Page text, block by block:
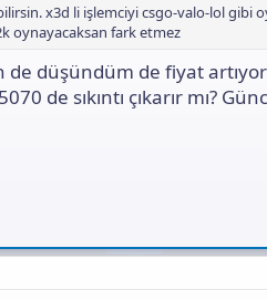
x3d li işlemciyi csgo-valo-lol gibi
oynayacaksan fark etmez
de düşündüm de fiyat
de sıkıntı çıkarır mı?